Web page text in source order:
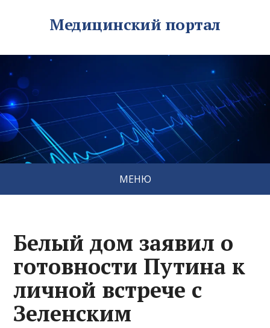
Медицинский портал
МЕНЮ
Белый дом заявил о
готовности Путина к
личной встрече с
Зеленским